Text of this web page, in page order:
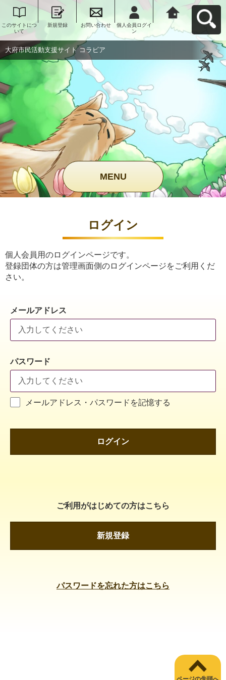
このサイトにつ
いて
新規登録 お問い合わせ
個人会員ログイ
ン
大府市民活動支
援サイト コラビ
アへ戻る
大府市民活動支援サイト コラビア
MENU
ログイン
個人会員用のログインページです。
登録団体の方は管理画面側のログインページをご利用くだ
さい。
メールアドレス
パスワード
メールアドレス・パスワードを記憶する
ログイン
ご利用がはじめての方はこちら
新規登録
パスワードを忘れた方はこちら